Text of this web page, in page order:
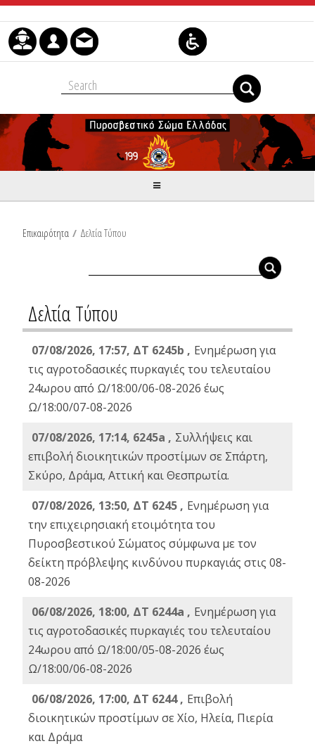
Μετάβαση στο περιεχόμενο
Επικαιρότητα / Δελτία Τύπου
Δελτία Τύπου
07/08/2026, 17:57, ΔΤ 6245b , Ενημέρωση για
τις αγροτοδασικές πυρκαγιές του τελευταίου
24ωρου από Ω/18:00/06-08-2026 έως
Ω/18:00/07-08-2026
07/08/2026, 17:14, 6245a , Συλλήψεις και
επιβολή διοικητικών προστίμων σε Σπάρτη,
Σκύρο, Δράμα, Αττική και Θεσπρωτία.
07/08/2026, 13:50, ΔΤ 6245 , Ενημέρωση για
την επιχειρησιακή ετοιμότητα του
Πυροσβεστικού Σώματος σύμφωνα με τον
δείκτη πρόβλεψης κινδύνου πυρκαγιάς στις 08-
08-2026
06/08/2026, 18:00, ΔΤ 6244a , Ενημέρωση για
τις αγροτοδασικές πυρκαγιές του τελευταίου
24ωρου από Ω/18:00/05-08-2026 έως
Ω/18:00/06-08-2026
06/08/2026, 17:00, ΔΤ 6244 , Επιβολή
διοικητικών προστίμων σε Χίο, Ηλεία, Πιερία
και Δράμα